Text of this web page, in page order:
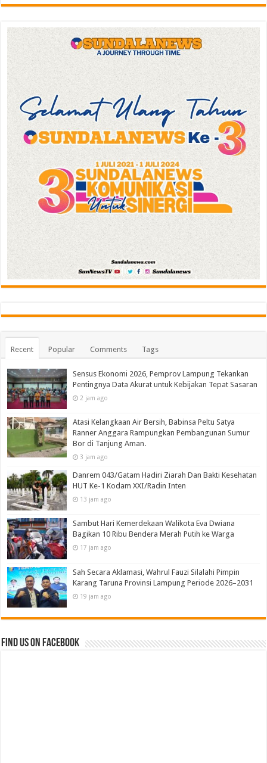
Recent Popular Comments Tags
Sensus Ekonomi 2026, Pemprov Lampung Tekankan
Pentingnya Data Akurat untuk Kebijakan Tepat Sasaran
2 jam ago
Atasi Kelangkaan Air Bersih, Babinsa Peltu Satya
Ranner Anggara Rampungkan Pembangunan Sumur
Bor di Tanjung Aman.
3 jam ago
Danrem 043/Gatam Hadiri Ziarah Dan Bakti Kesehatan
HUT Ke-1 Kodam XXI/Radin Inten
13 jam ago
Sambut Hari Kemerdekaan Walikota Eva Dwiana
Bagikan 10 Ribu Bendera Merah Putih ke Warga
17 jam ago
Sah Secara Aklamasi, Wahrul Fauzi Silalahi Pimpin
Karang Taruna Provinsi Lampung Periode 2026–2031
19 jam ago
Find us on Facebook